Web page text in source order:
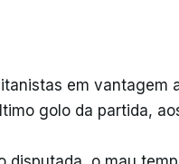
em vantagem
golo da partida,